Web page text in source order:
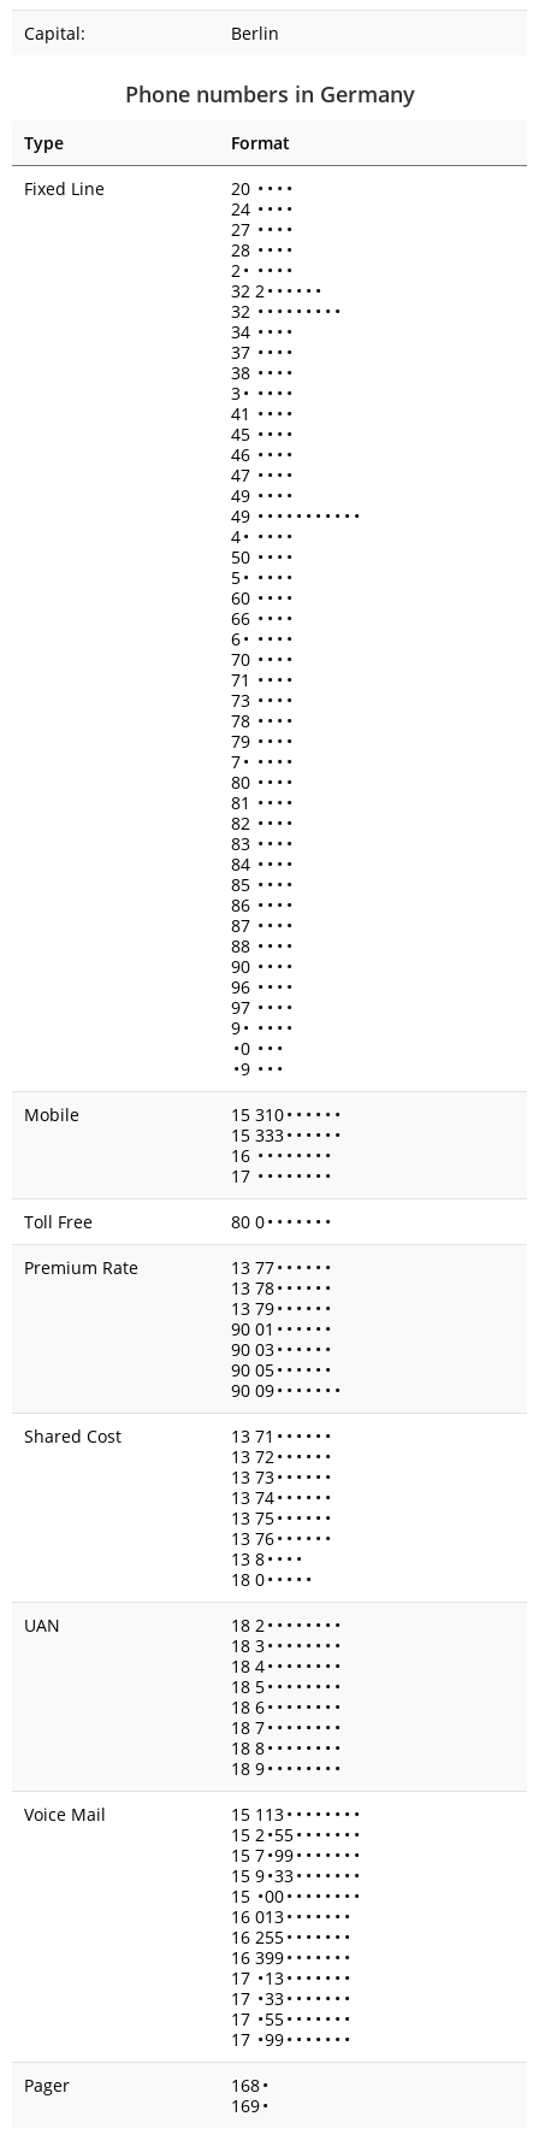
Capital:
Berlin
Phone numbers in Germany
Type
Format
Fixed Line
20 • • • •
24 • • • •
27 • • • •
28 • • • •
2• • • • •
32 2• • • • • •
32 • • • • • • • • •
34 • • • •
37 • • • •
38 • • • •
3• • • • •
41 • • • •
45 • • • •
46 • • • •
47 • • • •
49 • • • •
49 • • • • • • • • • • •
4• • • • •
50 • • • •
5• • • • •
60 • • • •
66 • • • •
6• • • • •
70 • • • •
71 • • • •
73 • • • •
78 • • • •
79 • • • •
7• • • • •
80 • • • •
81 • • • •
82 • • • •
83 • • • •
84 • • • •
85 • • • •
86 • • • •
87 • • • •
88 • • • •
90 • • • •
96 • • • •
97 • • • •
9• • • • •
•0 • • •
•9 • • •
Mobile
15 310• • • • • •
15 333• • • • • •
16 • • • • • • • •
17 • • • • • • • •
Toll Free
80 0• • • • • • •
Premium Rate
13 77• • • • • •
13 78• • • • • •
13 79• • • • • •
90 01 • • • • • •
90 03• • • • • •
90 05• • • • • •
90 09• • • • • • •
Shared Cost
13 71 • • • • • •
13 72• • • • • •
13 73• • • • • •
13 74• • • • • •
13 75• • • • • •
13 76• • • • • •
13 8• • • •
18 0• • • • •
UAN
18 2• • • • • • • •
18 3• • • • • • • •
18 4• • • • • • • •
18 5• • • • • • • •
18 6• • • • • • • •
18 7• • • • • • • •
18 8• • • • • • • •
18 9• • • • • • • •
Voice Mail
15 113• • • • • • • •
15 2•55• • • • • • •
15 7•99• • • • • • •
15 9•33• • • • • • •
15 •00• • • • • • • •
16 013• • • • • • •
16 255• • • • • • •
16 399• • • • • • •
17 •13• • • • • • •
17 •33• • • • • • •
17 •55• • • • • • •
17 •99• • • • • • •
Pager
168•
169•